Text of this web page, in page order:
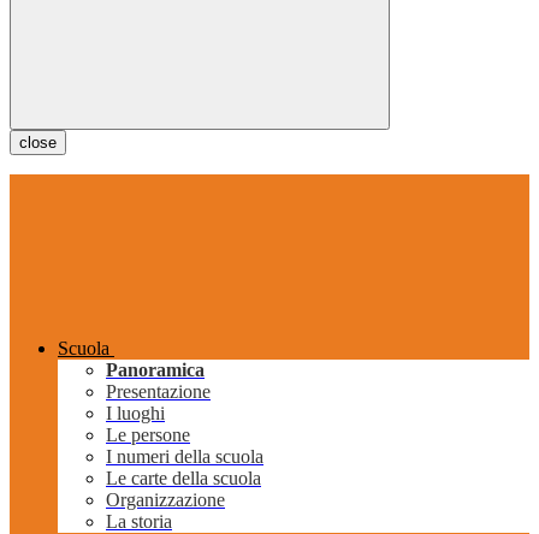
close
Scuola
Panoramica
Presentazione
I luoghi
Le persone
I numeri della scuola
Le carte della scuola
Organizzazione
La storia